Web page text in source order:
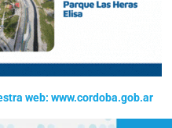
web: www.cordoba.gob.ar